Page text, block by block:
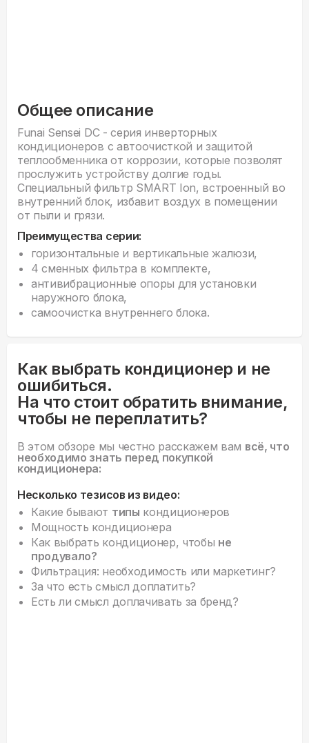
Общее описание
Funai Sensei DC - серия инверторных
кондиционеров с автоочисткой и защитой
теплообменника от коррозии, которые позволят
прослужить устройству долгие годы.
Специальный фильтр SMART Ion, встроенный во
внутренний блок, избавит воздух в помещении
от пыли и грязи.
Преимущества серии:
горизонтальные и вертикальные жалюзи,
4 сменных фильтра в комплекте,
антивибрационные опоры для установки
наружного блока,
самоочистка внутреннего блока.
Как выбрать кондиционер и не
ошибиться.
На что стоит обратить внимание,
чтобы не переплатить?
В этом обзоре мы честно расскажем вам всё, что
необходимо знать перед покупкой
кондиционера:
Несколько тезисов из видео:
Какие бывают типы кондиционеров
Мощность кондиционера
Как выбрать кондиционер, чтобы не
продувало?
Фильтрация: необходимость или маркетинг?
За что есть смысл доплатить?
Есть ли смысл доплачивать за бренд?